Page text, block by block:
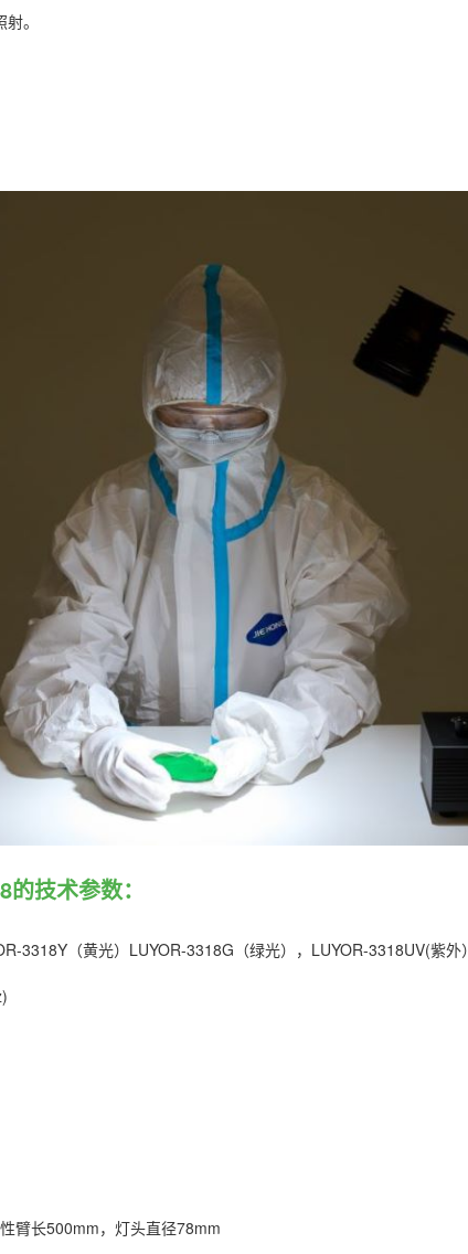
。
技术参数：
3318Y（黄光）LUYOR-3318G（绿光），LUYOR-3318UV(紫外）
臂长500mm，灯头直径78mm